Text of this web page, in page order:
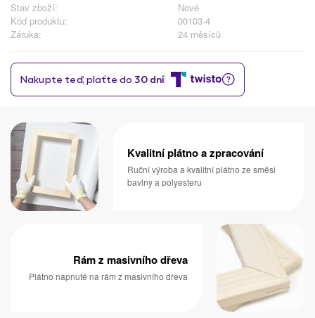
Stav zboží:
Nové
Kód produktu:
00103-4
Záruka:
24 měsíců
Kvalitní plátno a zpracování
Ruční výroba a kvalitní plátno ze směsi
bavlny a polyesteru
Rám z masivního dřeva
Plátno napnuté na rám z masivního dřeva